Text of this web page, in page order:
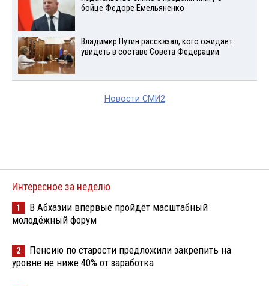
бойце Федоре Емельяненко
Владимир Путин рассказал, кого ожидает
увидеть в составе Совета Федерации
Новости СМИ2
Интересное за неделю
1
В Абхазии впервые пройдёт масштабный
молодёжный форум
2
Пенсию по старости предложили закрепить на
уровне не ниже 40% от заработка